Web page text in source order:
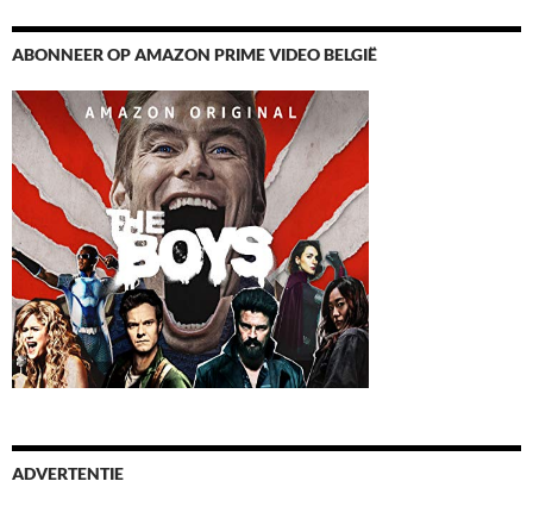
ABONNEER OP AMAZON PRIME VIDEO BELGIË
ADVERTENTIE